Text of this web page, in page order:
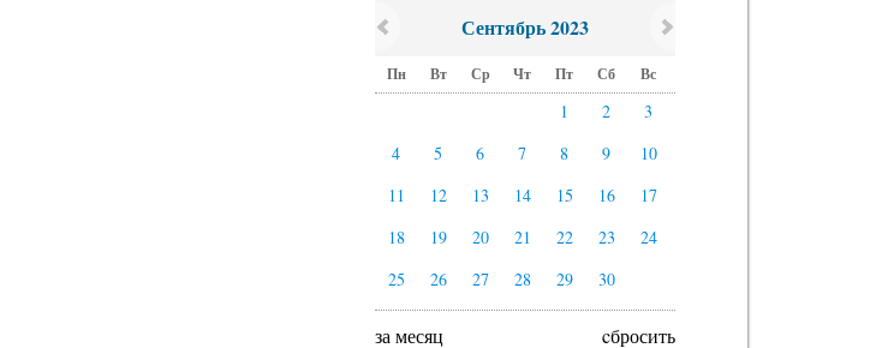
Сентябрь 2023
Пн Вт Ср Чт Пт Сб Вс
1 2
3
4
5 6 7 8 9
10
11
12 13 14 15 16
17
18
19 20 21 22 23
24
25
26 27 28 29 30
за месяц cбросить